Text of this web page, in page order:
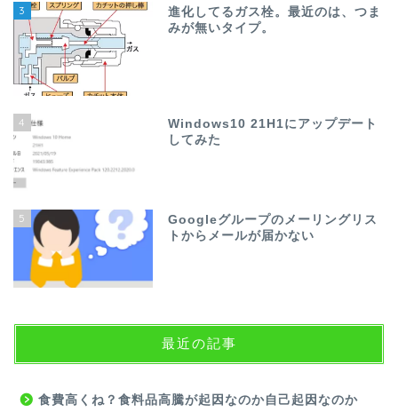
3
進化してるガス栓。最近のは、つま
みが無いタイプ。
4
Windows10 21H1にアップデート
してみた
5
Googleグループのメーリングリス
トからメールが届かない
最近の記事
食費高くね？食料品高騰が起因なのか自己起因なのか